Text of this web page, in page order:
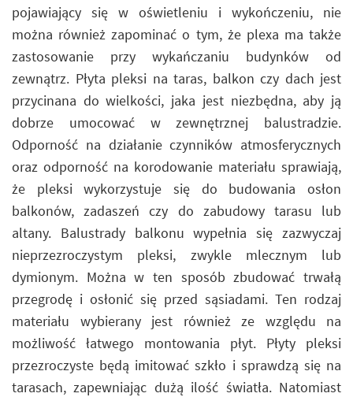
pojawiający się w oświetleniu i wykończeniu, nie
można również zapominać o tym, że plexa ma także
zastosowanie przy wykańczaniu budynków od
zewnątrz. Płyta pleksi na taras, balkon czy dach jest
przycinana do wielkości, jaka jest niezbędna, aby ją
dobrze umocować w zewnętrznej balustradzie.
Odporność na działanie czynników atmosferycznych
oraz odporność na korodowanie materiału sprawiają,
że pleksi wykorzystuje się do budowania osłon
balkonów, zadaszeń czy do zabudowy tarasu lub
altany. Balustrady balkonu wypełnia się zazwyczaj
nieprzezroczystym pleksi, zwykle mlecznym lub
dymionym. Można w ten sposób zbudować trwałą
przegrodę i osłonić się przed sąsiadami. Ten rodzaj
materiału wybierany jest również ze względu na
możliwość łatwego montowania płyt. Płyty pleksi
przezroczyste będą imitować szkło i sprawdzą się na
tarasach, zapewniając dużą ilość światła. Natomiast